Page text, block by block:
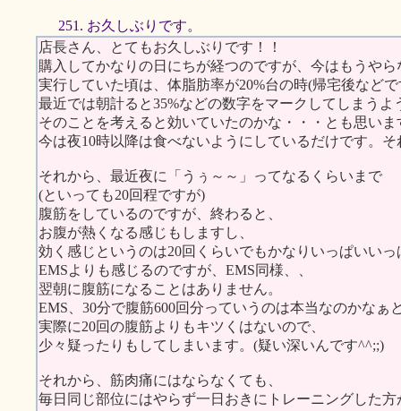
251. お久しぶりです。
店長さん、とてもお久しぶりです！！
購入してかなりの日にちが経つのですが、今はもうや
実行していた頃は、体脂肪率が20%台の時(帰宅後など
最近では朝計ると35%などの数字をマークしてしまうよ
そのことを考えると効いていたのかな・・・とも思いま
今は夜10時以降は食べないようにしているだけです。
それから、最近夜に「うぅ～～」ってなるくらいまで
(といっても20回程ですが)
腹筋をしているのですが、終わると、
お腹が熱くなる感じもしますし、
効く感じというのは20回くらいでもかなりいっぱいい
EMSよりも感じるのですが、EMS同様、、
翌朝に腹筋になることはありません。
EMS、30分で腹筋600回分っていうのは本当なのかなぁ
実際に20回の腹筋よりもキツくはないので、
少々疑ったりもしてしまいます。(疑い深いんです^^;;)
それから、筋肉痛にはならなくても、
毎日同じ部位にはやらず一日おきにトレーニングした